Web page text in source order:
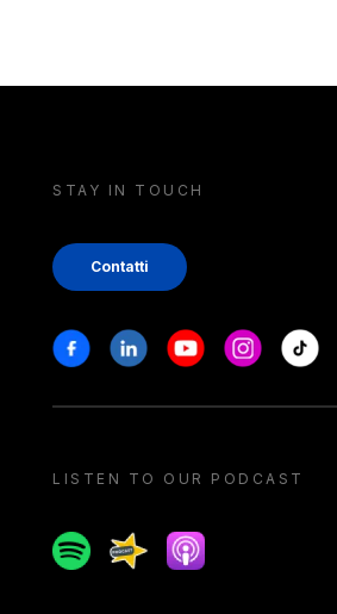
STAY IN TOUCH
Contatti
Stay in touch
FacebookLinkedinYoutubeInstagram
Tiktok
LISTEN TO OUR PODCAST
SpotifySpreakerApple podcast